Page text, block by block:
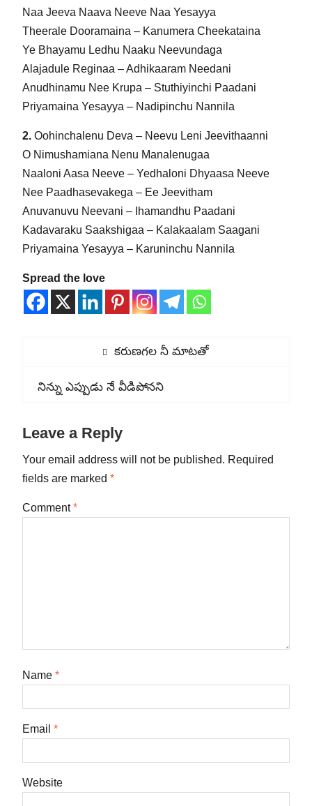
Naa Jeeva Naava Neeve Naa Yesayya
Theerale Dooramaina – Kanumera Cheekataina
Ye Bhayamu Ledhu Naaku Neevundaga
Alajadule Reginaa – Adhikaaram Needani
Anudhinamu Nee Krupa – Stuthiyinchi Paadani
Priyamaina Yesayya – Nadipinchu Nannila
2.Oohinchalenu Deva – Neevu Leni Jeevithaanni
O Nimushamiana Nenu Manalenugaa
Naaloni Aasa Neeve – Yedhaloni Dhyaasa Neeve
Nee Paadhasevakega – Ee Jeevitham
Anuvanuvu Neevani – Ihamandhu Paadani
Kadavaraku Saakshigaa – Kalakaalam Saagani
Priyamaina Yesayya – Karuninchu Nannila
Spread the love
Previous
కరుణగల నీ మాటతో
Next
నిన్ను ఎప్పుడు నే వీడిపోనని
Leave a Reply
Your email address will not be published. Required
fields are marked *
Comment*
Name *
Email *
Website